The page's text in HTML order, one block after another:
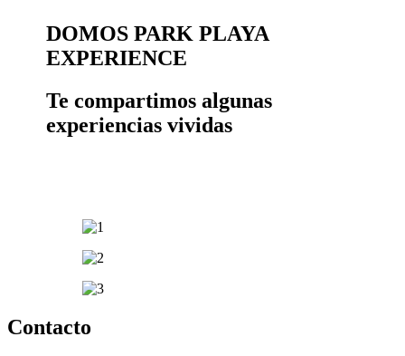
DOMOS PARKPLAYA
EXPERIENCE
Te compartimos algunas
experiencias vividas
Contacto